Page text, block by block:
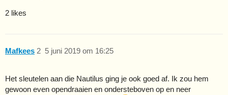
2 likes
Mafkees 5 juni 2019 om 16:25
2
Het sleutelen aan die Nautilus ging je ook goed af. Ik zou hem
gewoon even opendraaien en ondersteboven op en neer